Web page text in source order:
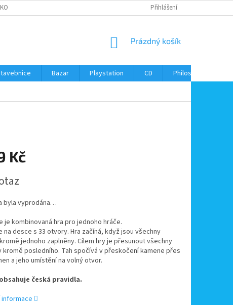
KONTAKTY Přihlášení
NÁKUPNÍ
Prázdný košík
Bazar Playstation CD Philos
Kč
byla vyprodána…
je kombinovaná hra pro jednoho hráče.
na desce s 33 otvory. Hra začíná, když jsou všechny
jednoho zaplněny. Cílem hry je přesunout všechny
kromě posledního. Tah spočívá v přeskočení kamene přes
a jeho umístění na volný otvor.
česká pravidla.
informace